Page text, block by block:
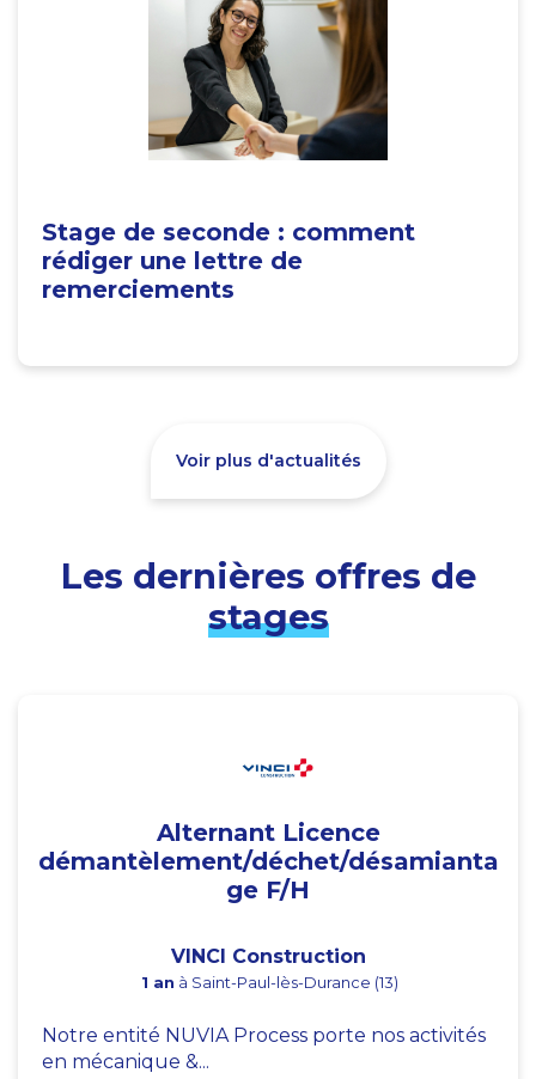
Stage de seconde : comment
rédiger une lettre de
remerciements
Voir plus d'actualités
Les dernières offres de
stages
Alternant Licence
démantèlement/déchet/désamianta
ge F/H
VINCI Construction
1 an à Saint-Paul-lès-Durance (13)
Notre entité NUVIA Process porte nos activités
en mécanique &...